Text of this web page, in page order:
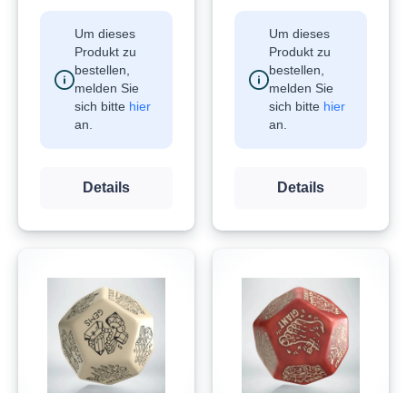
Um dieses
Produkt zu
bestellen,
melden Sie
sich bitte hier
an.
Details
Um dieses
Produkt zu
bestellen,
melden Sie
sich bitte hier
an.
Details